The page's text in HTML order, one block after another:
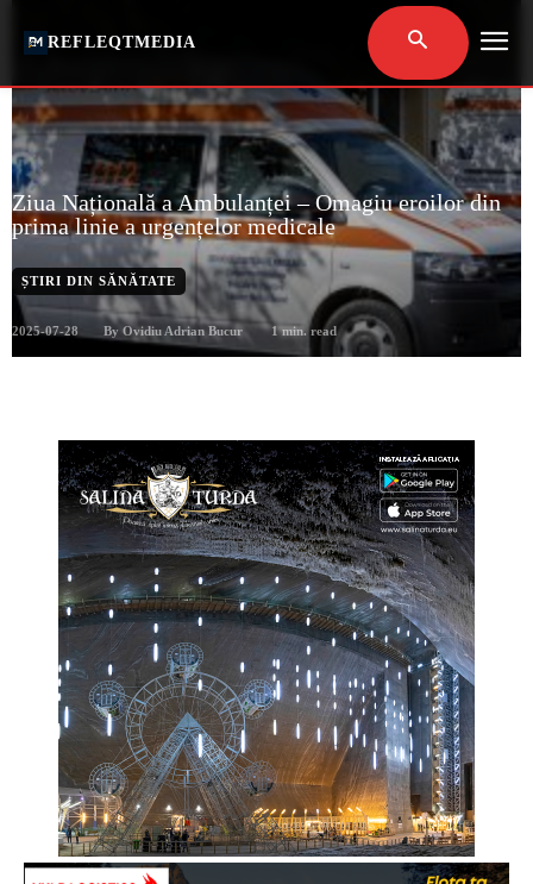
REFLEQTMEDIA
Ziua Națională a Ambulanței – Omagiu eroilor din
prima linie a urgențelor medicale
ȘTIRI DIN SĂNĂTATE
2025-07-28 By Ovidiu Adrian Bucur 1min. read